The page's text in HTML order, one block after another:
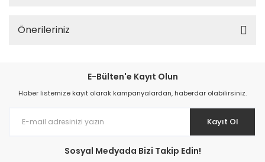
Önerileriniz
E-Bülten'e Kayıt Olun
Haber listemize kayıt olarak kampanyalardan, haberdar olabilirsiniz.
Kayıt Ol
Sosyal Medyada Bizi Takip Edin!